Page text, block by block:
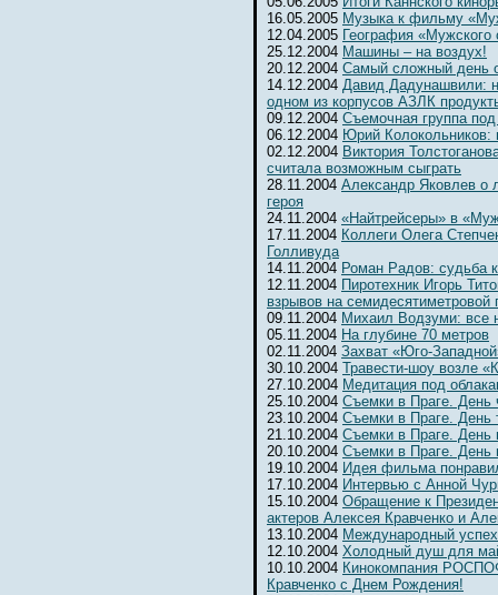
16.05.2005 Музыка к фильму
12.04.2005 География «Мужского
25.12.2004 Машины – на воздух!
20.12.2004 Самый сложный день
14.12.2004 Давид Дадунашвили:
одном из корпусов АЗЛК
09.12.2004 Съемочная группа
06.12.2004 Юрий Колокольников:
02.12.2004 Виктория
считала возможным сыграть
28.11.2004 Александр Яковлев о
героя
24.11.2004 «Найтрейсеры» в
17.11.2004 Коллеги Олега
Голливуда
14.11.2004 Роман Радов: судьба
12.11.2004 Пиротехник Игорь
взрывов на семидесятиметровой
09.11.2004 Михаил Водзуми: все
05.11.2004 На глубине 70 метров
02.11.2004 Захват «Юго-
30.10.2004 Травести-шоу возле
27.10.2004 Медитация под
25.10.2004 Съемки в Праге. День
23.10.2004 Съемки в Праге. День
21.10.2004 Съемки в Праге. День
20.10.2004 Съемки в Праге. День
19.10.2004 Идея фильма
17.10.2004 Интервью с Анной
15.10.2004 Обращение к
актеров Алексея Кравченко и
13.10.2004 Международный
12.10.2004 Холодный душ для
10.10.2004 Кинокомпания
Кравченко с Днем Рождения!